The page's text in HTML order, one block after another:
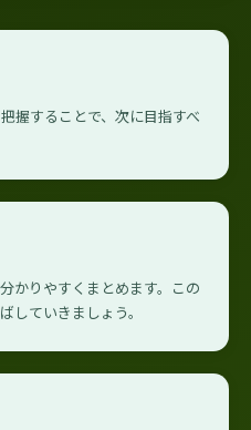
握することで、次に目指すべ
かりやすくまとめます。この
していきましょう。